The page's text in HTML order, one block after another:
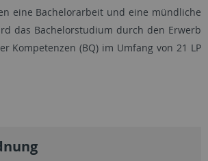
eine Bachelorarbeit und eine mündliche
das Bachelorstudium durch den Erwerb
Kompetenzen (BQ) im Umfang von 21 LP